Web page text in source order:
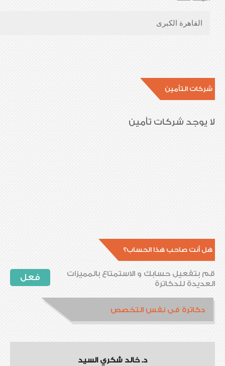
القاهرة الكبرى
شركات التأمين
لا يوجد شركات تأمين
هل أنت صاحب هذا الحساب؟
فعل
قم بتفعيل حسابك و الاستمتاع بالمميزات
العديدة للدكاترة
دكاترة فى نفس التخصص
د. خالد شكري السيد